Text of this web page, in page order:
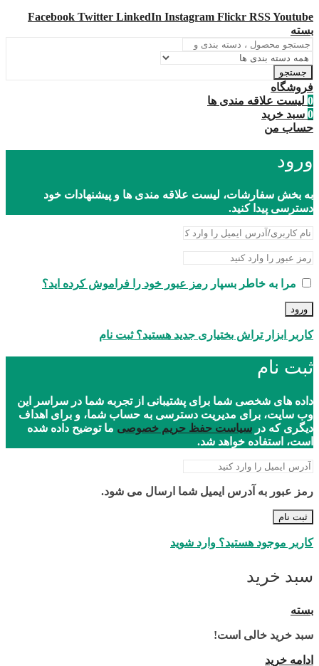
Facebook Twitter LinkedIn Instagram Flickr RSSYoutube
بسته
جستجو
فروشگاه
0 لیست علاقه مندی ها
0 سبد خرید
حساب من
ورود
به بخش سفارشات، لیست علاقه مندی ها و پیشنهادات خود
دسترسی پیدا کنید.
مرا به خاطر بسپار رمز عبور خود را فراموش کرده اید؟
ورود
کاربر ابزار تراش بختیاری جدید هستید؟ ثبت نام
ثبت نام
داده های شخصی شما برای پشتیبانی از تجربه شما در سراسر این
وب سایت، برای مدیریت دسترسی به حساب شما، و برای اهداف
دیگری که در سیاست حفظ حریم خصوصی ما توضیح داده شده
است، استفاده خواهد شد.
رمز عبور به آدرس ایمیل شما ارسال می شود.
ثبت نام
کاربر موجود هستید؟ وارد شوید
سبد خرید
بسته
سبد خرید خالی است!
ادامه خرید